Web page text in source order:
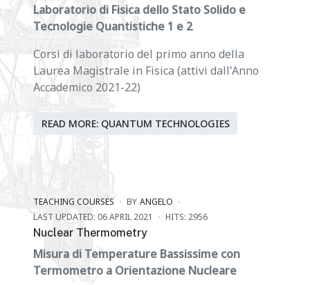
Laboratorio di Fisica dello Stato Solido e
Tecnologie Quantistiche 1 e 2
Corsi di laboratorio del primo anno della
Laurea Magistrale in Fisica (attivi dall'Anno
Accademico 2021-22)
READ MORE: QUANTUM TECHNOLOGIES
TEACHING COURSES BY ANGELO
LAST UPDATED: 06 APRIL 2021
HITS: 2956
Nuclear Thermometry
Misura di Temperature Bassissime con
Termometro a Orientazione Nucleare